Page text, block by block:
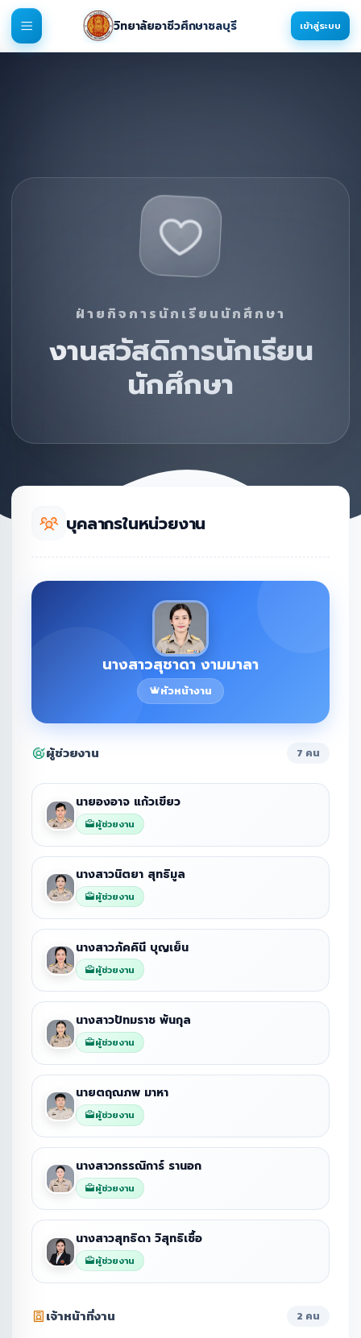
วิทยาลัยอาชีวศึกษาชลบุรี เข้าสู่ระบบ
ฝ่ายกิจการนักเรียนนักศึกษา
งานสวัสดิการนักเรียน
นักศึกษา
บุคลากรในหน่วยงาน
นางสาวสุชาดา งามมาลา
หัวหน้างาน
ผู้ช่วยงาน 7 คน
นายองอาจ แก้วเขียว
ผู้ช่วยงาน
นางสาวนิตยา สุทธิมูล
ผู้ช่วยงาน
นางสาวภัคคินี บุญเย็น
ผู้ช่วยงาน
นางสาวปัทมราช พันกุล
ผู้ช่วยงาน
นายตฤณภพ มาหา
ผู้ช่วยงาน
นางสาวกรรณิการ์ รานอก
ผู้ช่วยงาน
นางสาวสุทธิดา วิสุทธิเชื้อ
ผู้ช่วยงาน
เจ้าหน้าที่งาน 2 คน